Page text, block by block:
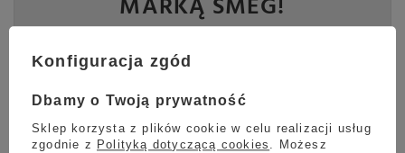
MARKĄ SMEG!
28
dni godzin minut
Sprawdź
Konfiguracja zgód
Dbamy o Twoją prywatność
Sklep korzysta z plików cookie w celu realizacji usług
zgodnie z Polityką dotyczącą cookies . Możesz